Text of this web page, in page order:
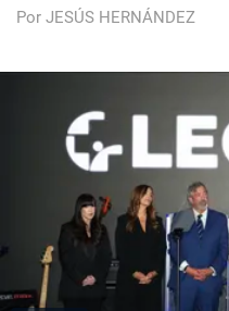
Por JESÚS HERNÁNDEZ